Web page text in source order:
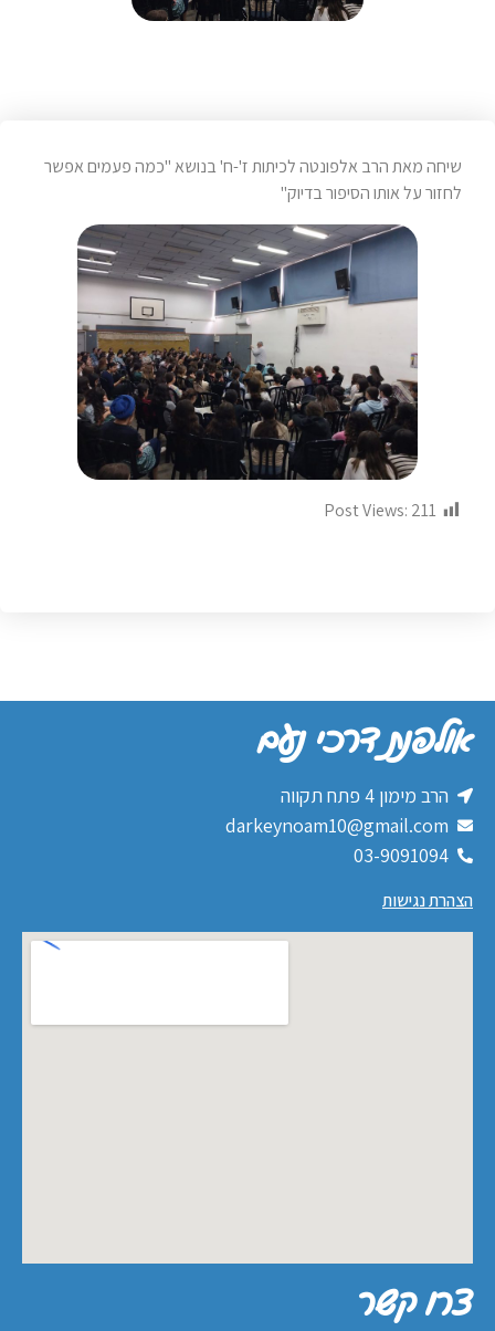
שיחה מאת הרב אלפונטה לכיתות ז'-ח' בנושא "כמה פעמים אפשר
לחזור על אותו הסיפור בדיוק"
Post Views: 211
אולפנת דרכי נעם
הרב מימון 4 פתח תקווה
darkeynoam10@gmail.com
03-9091094
הצהרת נגישות
צרו קשר